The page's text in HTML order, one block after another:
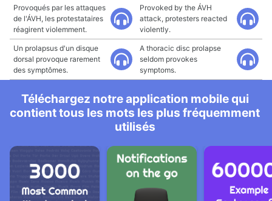
Provoqués par les attaques
de l'ÁVH, les protestataires
réagirent violemment.
Provoked by the ÁVH
attack, protesters reacted
violently.
Un prolapsus d'un disque
dorsal provoque rarement
des symptômes.
A thoracic disc prolapse
seldom provokes
symptoms.
Téléchargez notre application mobile qui
contient tous les mots les plus fréquemment
utilisés